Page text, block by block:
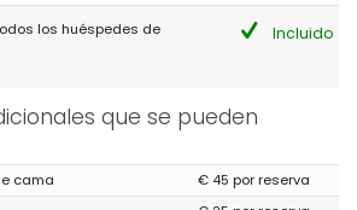
los huéspedes de
Incluido
que se pueden
cama
€ 45 por reserva